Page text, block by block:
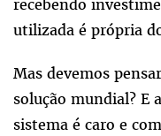
recebendo
utilizada é própria
Mas devemos
solução mundial? E
sistema é caro e